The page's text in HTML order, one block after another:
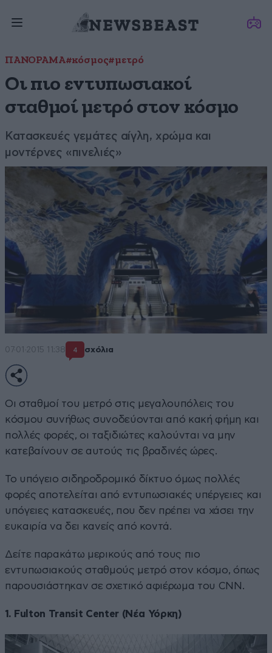
ΠΑΝΟΡΑΜΑ#κόσμος#μετρό
Οι πιο εντυπωσιακοί
σταθμοί μετρό στον κόσμο
Κατασκευές γεμάτες αίγλη, χρώμα και
μοντέρνες «πινελιές»
07·01·2015 11:38 4 σχόλια
Οι σταθμοί του μετρό στις μεγαλουπόλεις του
κόσμου συνήθως συνοδεύονται από κακή φήμη και
πολλές φορές, οι ταξιδιώτες καλούνται να μην
κατεβαίνουν σε αυτούς τις βραδινές ώρες.
Το υπόγειο σιδηροδρομικό δίκτυο όμως πολλές
φορές αποτελείται από εντυπωσιακές υπέργειες και
υπόγειες κατασκευές, που δεν πρέπει να χάσει την
ευκαιρία να δει κανείς από κοντά.
Δείτε παρακάτω μερικούς από τους πιο
εντυπωσιακούς σταθμούς μετρό στον κόσμο, όπως
παρουσιάστηκαν σε σχετικό αφιέρωμα του CNN.
1. Fulton Transit Center (Νέα Υόρκη)